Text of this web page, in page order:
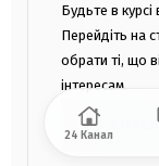
Будьте в курсі
Перейдіть на
обрати ті, що
інтересам.
ДО
24 Канал